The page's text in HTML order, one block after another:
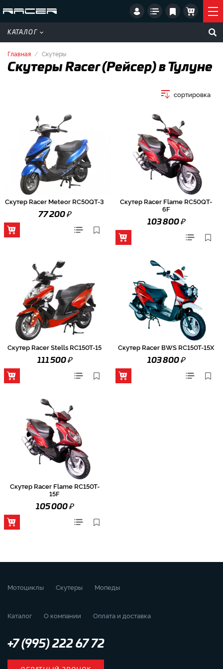
КАТАЛОГ
Главная Скутеры
Скутеры Racer (Рейсер) в Тулуне
сортировка
Скутер Racer Meteor RC50QT-3
77 200₽
Скутер Racer Flame RC50QT-
6F
103 800₽
Скутер Racer Stells RC150T-15
111 500₽
Скутер Racer BWS RC150T-15X
103 800₽
Скутер Racer Flame RC150T-
15F
105 000₽
Мотоциклы Скутеры Мопеды
Каталог О компании Оплата и доставка
+7 (995) 222 67 72